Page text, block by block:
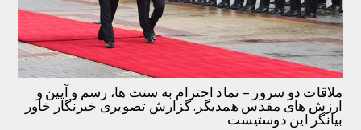
ملاقات دو سرور – نماد احترام به سنت ها، رسم و آیین و
ارزش های مقدس همدیگر. گزارش تصویری خبرنگار خاور
بیانگر این دوستیست